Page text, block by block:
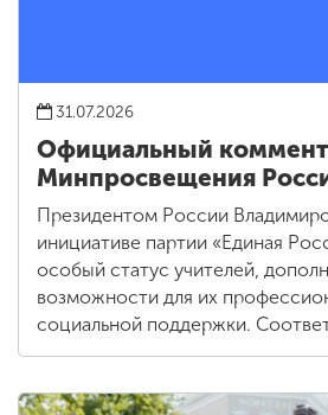
31.07.2026
Официальный
Минпросвещения
Президентом России
инициативе партии «Единая
особый статус учителей,
возможности для их
социальной поддержки.